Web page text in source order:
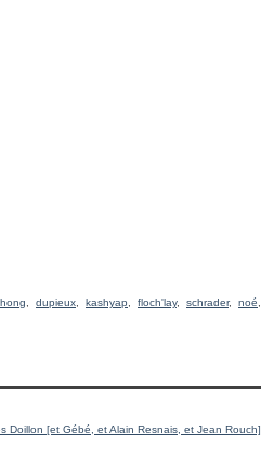
hong dupieux kashyap floch'lay, schrader, noé
Doillon [et Gébé, et Alain Resnais, et Jean Rouch]